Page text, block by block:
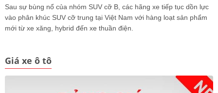
Sau sự bùng nổ của nhóm SUV cỡ B, các hãng xe tiếp tục dồn lực
vào phân khúc SUV cỡ trung tại Việt Nam với hàng loạt sản phẩm
mới từ xe xăng, hybrid đến xe thuần điện.
Giá xe ô tô